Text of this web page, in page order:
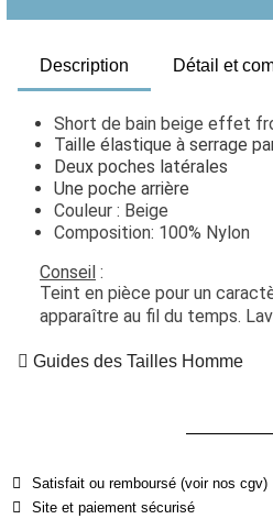
Description Détail et
Short de bain beige effet
Taille élastique à serrage
Deux poches latérales
Une poche arrière
Couleur : Beige
Composition: 100% Nylon
Conseil :
Teint en pièce pour un
apparaître au fil du temps.
Guides des Tailles Homme
Satisfait ou remboursé (voir nos cgv)
Site et paiement sécurisé